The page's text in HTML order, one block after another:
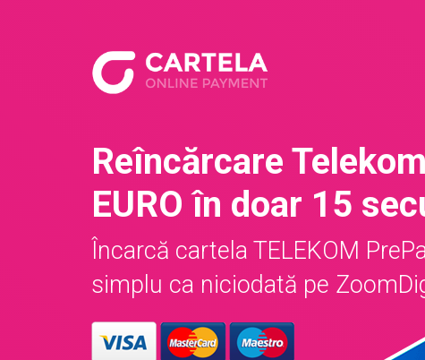
Reîncărcare
EURO în doar 15
Încarcă cartela TELEKOM
simplu ca niciodată pe